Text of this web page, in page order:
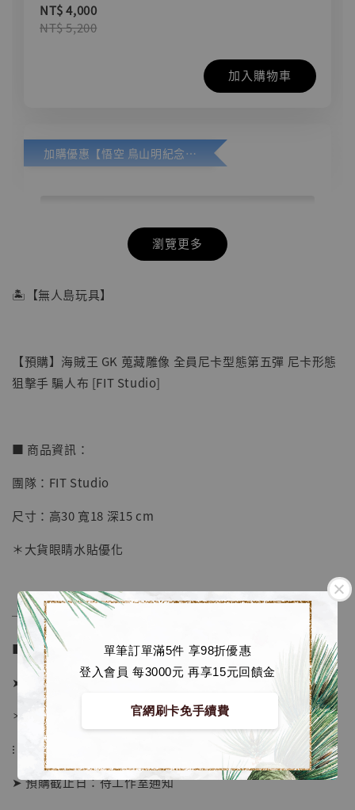
單筆訂單滿5件 享98折優惠
登入會員 每3000元 再享15元回饋金
官網刷卡免手續費
NT$ 4,000
NT$ 5,200
加入購物車
加購優惠【悟空 鳥山明紀念款 [奇蹟工作室]】
【店內現貨】七龍珠 系列蒐藏雕像 悟空 鳥山
明紀念款 [奇蹟工作室]
NT$ 5,580
加入購物車
加購優惠【海賊王 布魯克達摩 [7STARS Studio]】
瀏覽更多
🏝【無人島玩具】
【預購】海賊王 GK 蒐藏雕像 全員尼卡型態第五彈 尼卡形態
狙擊手 騙人布 [FIT Studio]
■ 商品資訊：
團隊：FIT Studio
尺寸：高30 寬18 深15 cm
＊大貨眼睛水貼優化
──────────────
■ 販售資訊 (NT$)：
➤ 價格 4680元 (訂金2480)
＊ 國際運費另計
⁝
➤ 預購截止日：待工作室通知